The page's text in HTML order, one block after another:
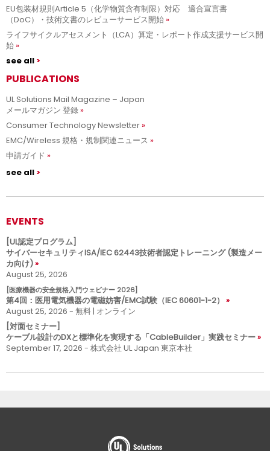
EU包装材規則Article 5（化学物質含有制限）対応 適合宣言書
（DoC）・技術文書のレビューサービス開始
ライフサイクルアセスメント（LCA）算定・レポート作成支援サービス開
始
see all
PUBLICATIONS
UL Solutions Mail Magazine – Japan
メールマガジン 登録
Consumer Technology Newsletter
EMC/Wireless 規格・規制関連ニュース
申請ガイド
see all
EVENTS
[UL認定プログラム]
サイバーセキュリティISA/IEC 62443技術者認定トレーニング (製造メー
カ向け)
August 25, 2026
[医療機器の安全規格入門ウェビナー 2026]
第4回：医用電気機器の電磁妨害/EMC試験（IEC 60601-1-2）
August 25, 2026 - 無料 | オンライン
[対面セミナー]
ケーブル設計のDXと標準化を実現する「CableBuilder」実践セミナー
September 17, 2026 - 株式会社 UL Japan 東京本社